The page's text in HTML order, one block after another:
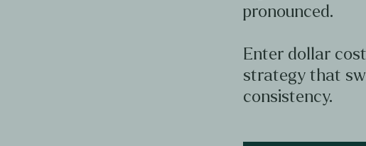
pronounced.
Enter dollar
strategy that
consistency.